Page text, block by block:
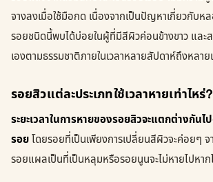
จางลงเมื่อใช้มือกด เนื่องจากเป็นปัญหาเกี่ยวกับหล
รอยชนิดนี้พบได้บ่อยในผู้ที่มีสีผิวค่อนข้างขาว และส
เองตามธรรมชาติภายในเวลาหลายสัปดาห์ถึงหลาย
รอยสิวแต่ละประเภทใช้เวลาหายเท่าไหร่?
ระยะเวลาในการหายของรอยสิวจะแตกต่างกันไ
รอยโดยรอยที่เป็นเพียงการเปลี่ยนสีผิวจะค่อยๆ จ
รอยแผลเป็นที่เป็นหลุมหรือรอยนูนจะไม่หายไปหาก